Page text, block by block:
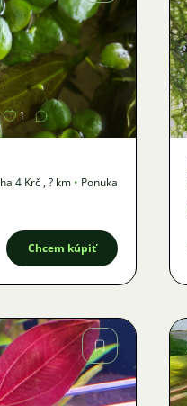
Obrázok
1
4 Krč ,? km • Ponuka
Chcem kúpiť